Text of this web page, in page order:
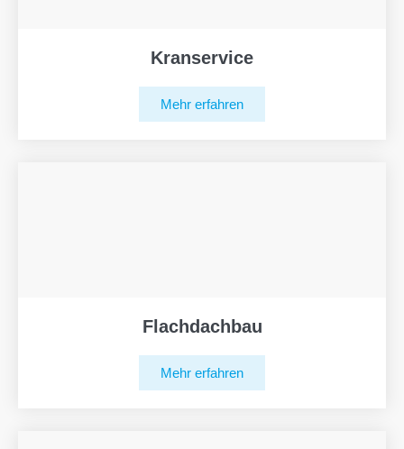
Kranservice
Mehr erfahren
Flachdachbau
Mehr erfahren